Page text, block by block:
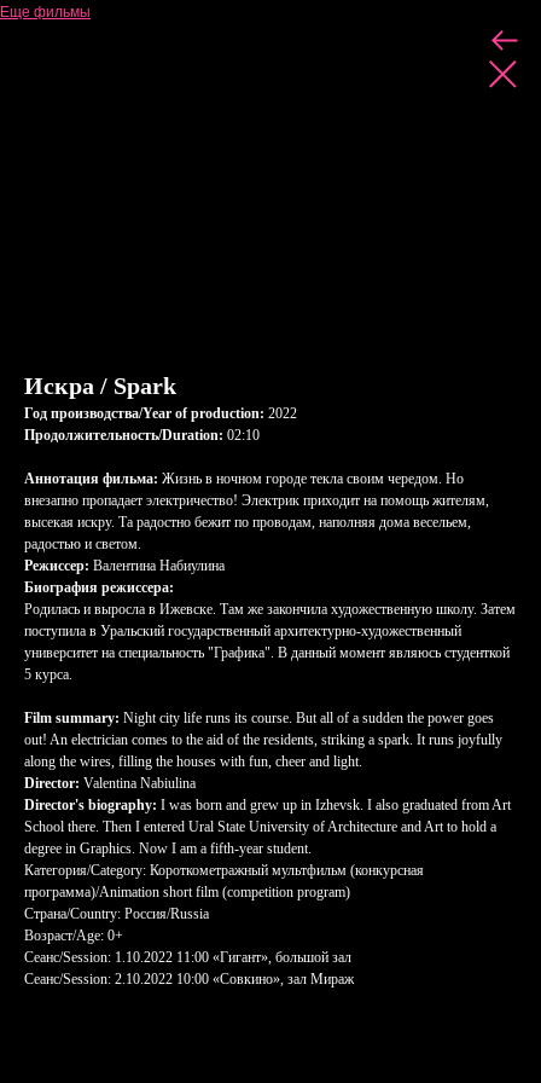
Еще фильмы
Искра / Spark
Год производства/Year of production: 2022
Продолжительность/Duration: 02:10
Аннотация фильма: Жизнь в ночном городе текла своим чередом. Но
внезапно пропадает электричество! Электрик приходит на помощь жителям,
высекая искру. Та радостно бежит по проводам, наполняя дома весельем,
радостью и светом.
Режиссер: Валентина Набиулина
Биография режиссера:
Родилась и выросла в Ижевске. Там же закончила художественную школу. Затем
поступила в Уральский государственный архитектурно-художественный
университет на специальность "Графика". В данный момент являюсь студенткой
5 курса.
Film summary: Night city life runs its course. But all of a sudden the power goes
out! An electrician comes to the aid of the residents, striking a spark. It runs joyfully
along the wires, filling the houses with fun, cheer and light.
Director: Valentina Nabiulina
Director's biography: I was born and grew up in Izhevsk. I also graduated from Art
School there. Then I entered Ural State University of Architecture and Art to hold a
degree in Graphics. Now I am a fifth-year student.
Категория/Category: Короткометражный мультфильм (конкурсная
программа)/Animation short film (competition program)
Страна/Country: Россия/Russia
Возраст/Age: 0+
Сеанс/Session: 1.10.2022 11:00 «Гигант», большой зал
Сеанс/Session: 2.10.2022 10:00 «Совкино», зал Мираж